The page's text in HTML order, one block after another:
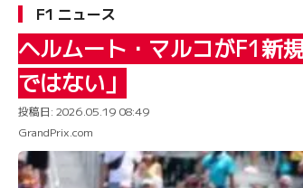
F1 ニュース
ヘルムート・マルコがF1新
ではない」
投稿日: 2026.05.19 08:49
GrandPrix.com